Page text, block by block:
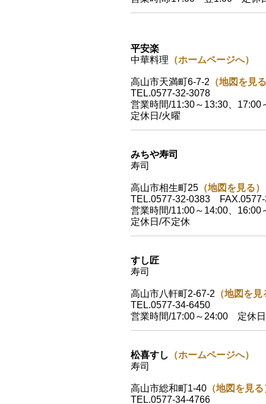
平安楽
中華料理 （ホームページへ）
高山市天満町6-7-2 （地図を見
TEL.0577-32-3078
営業時間/11:30～13:30、17:00
定休日/火曜
みちや寿司
寿司
高山市相生町25 （地図を見る）
TEL.0577-32-0383 FAX.0577-
営業時間/11:00～14:00、16:00
定休日/不定休
すし匠
寿司
高山市八軒町2-67-2 （地図を見
TEL.0577-34-6450
営業時間/17:00～24:00 定休
松喜すし
（ホームページへ）
寿司
高山市総和町1-40 （地図を見る
TEL.0577-34-4766